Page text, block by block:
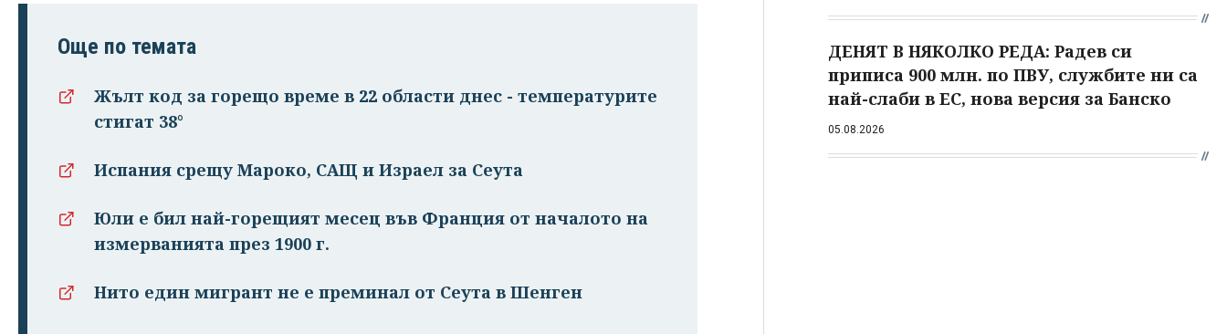
Още по темата
Жълт код за горещо време в 22 области днес - температурите
стигат 38°
Испания срещу Мароко, САЩ и Израел за Сеута
Юли е бил най-горещият месец във Франция от началото на
измерванията през 1900 г.
Нито един мигрант не е преминал от Сеута в Шенген
ДЕНЯТ В НЯКОЛКО РЕДА: Радев си
приписа 900 млн. по ПВУ, службите ни са
най-слаби в ЕС, нова версия за Банско
05.08.2026